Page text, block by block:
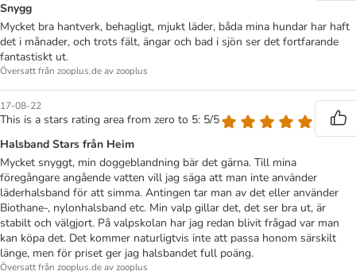
Snygg
Mycket bra hantverk, behagligt, mjukt läder, båda mina hundar har haft
det i månader, och trots fält, ängar och bad i sjön ser det fortfarande
fantastiskt ut.
Översatt från zooplus.de av zooplus
17-08-22
This is a stars rating area from zero to 5: 5/5
Halsband Stars från Heim
Mycket snyggt, min doggeblandning bär det gärna. Till mina
föregångare angående vatten vill jag säga att man inte använder
läderhalsband för att simma. Antingen tar man av det eller använder
Biothane-, nylonhalsband etc. Min valp gillar det, det ser bra ut, är
stabilt och välgjort. På valpskolan har jag redan blivit frågad var man
kan köpa det. Det kommer naturligtvis inte att passa honom särskilt
länge, men för priset ger jag halsbandet full poäng.
Översatt från zooplus.de av zooplus